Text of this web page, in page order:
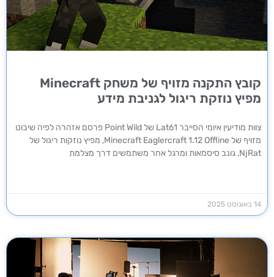
קובץ התקנה מזויף של משחק Minecraft
מפיץ נוזקת ריגול לגניבת מידע
צוות מודיעין איומי הסייבר Lat61 של Point Wild פרסם אזהרה לפיה שיבוט
מזויף של Minecraft Eaglercraft 1.12 Offline, מפיץ נוזקות ריגול של
NjRat, גונב סיסמאות ומרגל אחר משתמשים דרך מצלמת
14 באוגוסט 2025